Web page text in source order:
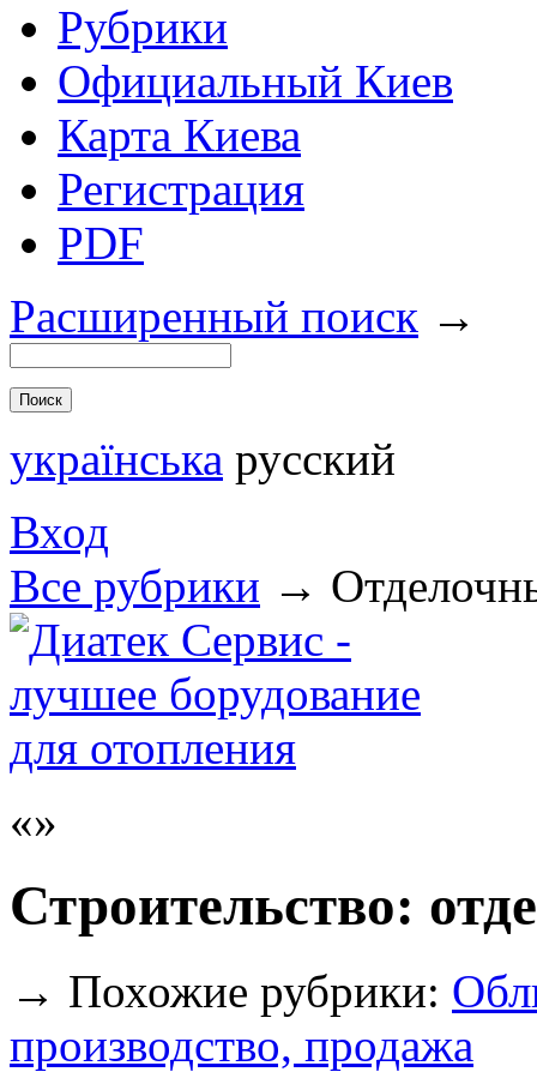
Рубрики
Официальный Киев
Карта Киева
Регистрация
PDF
Расширенный поиск →
українська русский
Вход
Все рубрики →
Строительство:
→ Похожие рубрики:
производство, продажа